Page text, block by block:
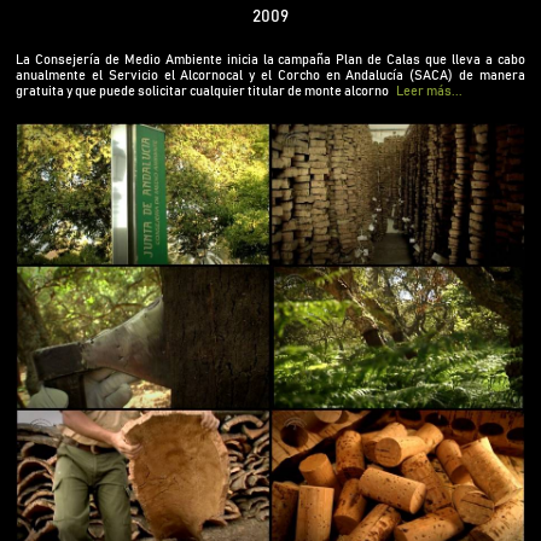
2009
La Consejería de Medio Ambiente inicia la campaña Plan de Calas que lleva a cabo
anualmente el Servicio el Alcornocal y el Corcho en Andalucía (SACA) de manera
gratuita y que puede solicitar cualquier titular de monte alcorno
Leer más...
anualmente el Servicio el Alcornocal y el Corcho
puede solicitar cualquier titular de monte
alcornocal para conocer la calidad de su corcho.